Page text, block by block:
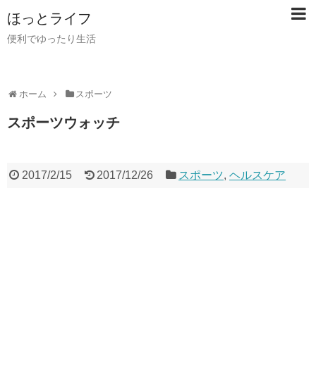
ほっとライフ
便利でゆったり生活
ホーム スポーツ
スポーツウォッチ
2017/2/15 2017/12/26 スポーツ,ヘルスケア